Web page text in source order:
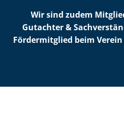
Wir sind zudem
Gutachter &
Fördermitglied beim